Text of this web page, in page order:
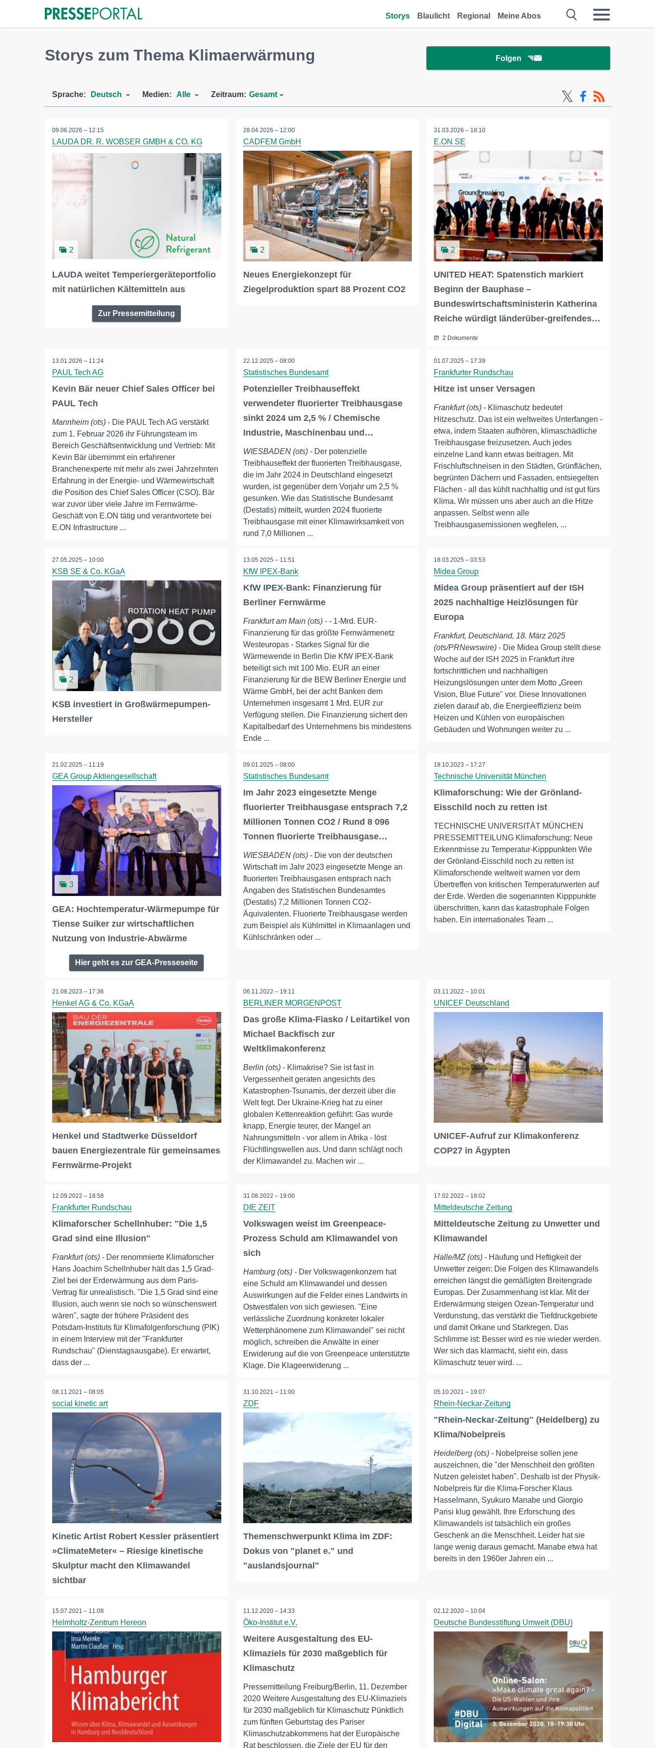
Storys Blaulicht Regional Meine Abos
Storys zum Thema Klimaerwärmung Folgen
Sprache: Deutsch Medien: Alle Zeitraum: Gesamt
09.06.2026 – 12:15
LAUDA DR. R. WOBSER GMBH & CO. KG
2
LAUDA weitet Temperiergeräteportfolio
mit natürlichen Kältemitteln aus
Zur Pressemitteilung
28.04.2026 – 12:00
CADFEM GmbH
2
Neues Energiekonzept für
Ziegelproduktion spart 88 Prozent CO2
31.03.2026 – 18:10
E.ON SE
2
UNITED HEAT: Spatenstich markiert
Beginn der Bauphase –
Bundeswirtschaftsministerin Katherina
Reiche würdigt länderüber-greifendes…
2 Dokumente
13.01.2026 – 11:24
PAUL Tech AG
Kevin Bär neuer Chief Sales Officer bei
PAUL Tech
Mannheim (ots) - Die PAUL Tech AG verstärkt
zum 1. Februar 2026 ihr Führungsteam im
Bereich Geschäftsentwicklung und Vertrieb: Mit
Kevin Bär übernimmt ein erfahrener
Branchenexperte mit mehr als zwei Jahrzehnten
Erfahrung in der Energie- und Wärmewirtschaft
die Position des Chief Sales Officer (CSO). Bär
war zuvor über viele Jahre im Fernwärme-
Geschäft von E.ON tätig und verantwortete bei
E.ON Infrastructure ...
22.12.2025 – 08:00
Statistisches Bundesamt
Potenzieller Treibhauseffekt
verwendeter fluorierter Treibhausgase
sinkt 2024 um 2,5 % / Chemische
Industrie, Maschinenbau und…
WIESBADEN (ots)- Der potenzielle
Treibhauseffekt der fluorierten Treibhausgase,
die im Jahr 2024 in Deutschland eingesetzt
wurden, ist gegenüber dem Vorjahr um 2,5 %
gesunken. Wie das Statistische Bundesamt
(Destatis) mitteilt, wurden 2024 fluorierte
Treibhausgase mit einer Klimawirksamkeit von
rund 7,0 Millionen ...
01.07.2025 – 17:39
Frankfurter Rundschau
Hitze ist unser Versagen
Frankfurt (ots) - Klimaschutz bedeutet
Hitzeschutz. Das ist ein weltweites Unterfangen -
etwa, indem Staaten aufhören, klimaschädliche
Treibhausgase freizusetzen. Auch jedes
einzelne Land kann etwas beitragen. Mit
Frischluftschneisen in den Städten, Grünflächen,
begrünten Dächern und Fassaden, entsiegelten
Flächen - all das kühlt nachhaltig und ist gut fürs
Klima. Wir müssen uns aber auch an die Hitze
anpassen. Selbst wenn alle
Treibhausgasemissionen wegfielen, ...
27.05.2025 – 10:00
KSB SE & Co. KGaA
2
KSB investiert in Großwärmepumpen-
Hersteller
13.05.2025 – 11:51
KfW IPEX-Bank
KfW IPEX-Bank: Finanzierung für
Berliner Fernwärme
Frankfurt am Main (ots)- - 1-Mrd. EUR-
Finanzierung für das größte Fernwärmenetz
Westeuropas - Starkes Signal für die
Wärmewende in Berlin Die KfW IPEX-Bank
beteiligt sich mit 100 Mio. EUR an einer
Finanzierung für die BEW Berliner Energie und
Wärme GmbH, bei der acht Banken dem
Unternehmen insgesamt 1 Mrd. EUR zur
Verfügung stellen. Die Finanzierung sichert den
Kapitalbedarf des Unternehmens bis mindestens
Ende ...
18.03.2025 – 03:53
Midea Group
Midea Group präsentiert auf der ISH
2025 nachhaltige Heizlösungen für
Europa
Frankfurt, Deutschland, 18. März 2025
(ots/PRNewswire) - Die Midea Group stellt diese
Woche auf der ISH 2025 in Frankfurt ihre
fortschrittlichen und nachhaltigen
Heizungslösungen unter dem Motto „Green
Vision, Blue Future" vor. Diese Innovationen
zielen darauf ab, die Energieeffizienz beim
Heizen und Kühlen von europäischen
Gebäuden und Wohnungen weiter zu ...
21.02.2025 – 11:19
GEA Group Aktiengesellschaft
3
GEA: Hochtemperatur-Wärmepumpe für
Tiense Suiker zur wirtschaftlichen
Nutzung von Industrie-Abwärme
Hier geht es zur GEA-Presseseite
09.01.2025 – 08:00
Statistisches Bundesamt
Im Jahr 2023 eingesetzte Menge
fluorierter Treibhausgase entsprach 7,2
Millionen Tonnen CO2 / Rund 8 096
Tonnen fluorierte Treibhausgase…
WIESBADEN (ots)- Die von der deutschen
Wirtschaft im Jahr 2023 eingesetzte Menge an
fluorierten Treibhausgasen entsprach nach
Angaben des Statistischen Bundesamtes
(Destatis) 7,2 Millionen Tonnen CO2-
Äquivalenten. Fluorierte Treibhausgase werden
zum Beispiel als Kühlmittel in Klimaanlagen und
Kühlschränken oder ...
18.10.2023 – 17:27
Technische Universität München
Klimaforschung: Wie der Grönland-
Eisschild noch zu retten ist
TECHNISCHE UNIVERSITÄT MÜNCHEN
PRESSEMITTEILUNG Klimaforschung: Neue
Erkenntnisse zu Temperatur-Kipppunkten Wie
der Grönland-Eisschild noch zu retten ist
Klimaforschende weltweit warnen vor dem
Übertreffen von kritischen Temperaturwerten auf
der Erde. Werden die sogenannten Kipppunkte
überschritten, kann das katastrophale Folgen
haben. Ein internationales Team ...
21.08.2023 – 17:36
Henkel AG & Co. KGaA
Henkel und Stadtwerke Düsseldorf
bauen Energiezentrale für gemeinsames
Fernwärme-Projekt
06.11.2022 – 19:11
BERLINER MORGENPOST
Das große Klima-Fiasko / Leitartikel von
Michael Backfisch zur
Weltklimakonferenz
Berlin (ots)- Klimakrise? Sie ist fast in
Vergessenheit geraten angesichts des
Katastrophen-Tsunamis, der derzeit über die
Welt fegt. Der Ukraine-Krieg hat zu einer
globalen Kettenreaktion geführt: Gas wurde
knapp, Energie teurer, der Mangel an
Nahrungsmitteln - vor allem in Afrika - löst
Flüchtlingswellen aus. Und dann schlägt noch
der Klimawandel zu. Machen wir ...
03.11.2022 – 10:01
UNICEF Deutschland
UNICEF-Aufruf zur Klimakonferenz
COP27 in Ägypten
12.09.2022 – 18:58
Frankfurter Rundschau
Klimaforscher Schellnhuber: "Die 1,5
Grad sind eine Illusion"
Frankfurt (ots) - Der renommierte Klimaforscher
Hans Joachim Schellnhuber hält das 1,5 Grad-
Ziel bei der Erderwärmung aus dem Paris-
Vertrag für unrealistisch. "Die 1,5 Grad sind eine
Illusion, auch wenn sie noch so wünschenswert
wären", sagte der frühere Präsident des
Potsdam-Instituts für Klimafolgenforschung (PIK)
in einem Interview mit der "Frankfurter
Rundschau" (Dienstagsausgabe). Er erwartet,
dass der ...
31.08.2022 – 19:00
DIE ZEIT
Volkswagen weist im Greenpeace-
Prozess Schuld am Klimawandel von
sich
Hamburg (ots)- Der Volkswagenkonzern hat
eine Schuld am Klimawandel und dessen
Auswirkungen auf die Felder eines Landwirts in
Ostwestfalen von sich gewiesen. "Eine
verlässliche Zuordnung konkreter lokaler
Wetterphänomene zum Klimawandel" sei nicht
möglich, schreiben die Anwälte in einer
Erwiderung auf die von Greenpeace unterstützte
Klage. Die Klageerwiderung ...
17.02.2022 – 18:02
Mitteldeutsche Zeitung
Mitteldeutsche Zeitung zu Unwetter und
Klimawandel
Halle/MZ (ots) - Häufung und Heftigkeit der
Unwetter zeigen: Die Folgen des Klimawandels
erreichen längst die gemäßigten Breitengrade
Europas. Der Zusammenhang ist klar. Mit der
Erderwärmung steigen Ozean-Temperatur und
Verdunstung, das verstärkt die Tiefdruckgebiete
und damit Orkane und Starkregen. Das
Schlimme ist: Besser wird es nie wieder werden.
Wer sich das klarmacht, sieht ein, dass
Klimaschutz teuer wird. ...
08.11.2021 – 08:05
social kinetic art
Kinetic Artist Robert Kessler präsentiert
»ClimateMeter« – Riesige kinetische
Skulptur macht den Klimawandel
sichtbar
31.10.2021 – 11:00
ZDF
Themenschwerpunkt Klima im ZDF:
Dokus von "planet e." und
"auslandsjournal"
05.10.2021 – 19:07
Rhein-Neckar-Zeitung
"Rhein-Neckar-Zeitung" (Heidelberg) zu
Klima/Nobelpreis
Heidelberg (ots) - Nobelpreise sollen jene
auszeichnen, die "der Menschheit den größten
Nutzen geleistet haben". Deshalb ist der Physik-
Nobelpreis für die Klima-Forscher Klaus
Hasselmann, Syukuro Manabe und Giorgio
Parisi klug gewählt. Ihre Erforschung des
Klimawandels ist tatsächlich ein großes
Geschenk an die Menschheit. Leider hat sie
lange wenig daraus gemacht. Manabe etwa hat
bereits in den 1960er Jahren ein ...
15.07.2021 – 11:08
Helmholtz-Zentrum Hereon
11.12.2020 – 14:33
Öko-Institut e.V.
Weitere Ausgestaltung des EU-
Klimaziels für 2030 maßgeblich für
Klimaschutz
Pressemitteilung Freiburg/Berlin, 11. Dezember
2020 Weitere Ausgestaltung des EU-Klimaziels
für 2030 maßgeblich für Klimaschutz Pünktlich
zum fünften Geburtstag des Pariser
Klimaschutzabkommens hat der Europäische
Rat beschlossen, die Ziele der EU für den
02.12.2020 – 10:04
Deutsche Bundesstiftung Umwelt (DBU)